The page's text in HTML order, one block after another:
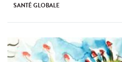
SANTÉ GLOBALE